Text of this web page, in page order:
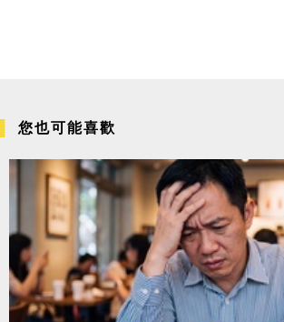
您也可能喜歡